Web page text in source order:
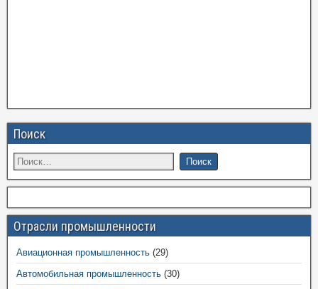
Поиск
Отрасли промышленности
Авиационная промышленность (29)
Автомобильная промышленность (30)